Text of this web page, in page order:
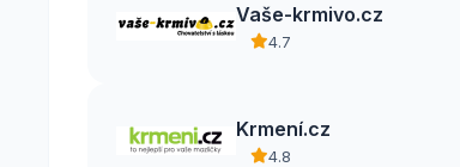
Vaše-krmivo.cz
4.7
Krmení.cz
4.8